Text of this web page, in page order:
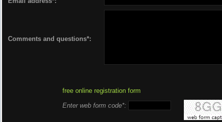
Comments and questions*:
free online registration form
Enter web form code*: